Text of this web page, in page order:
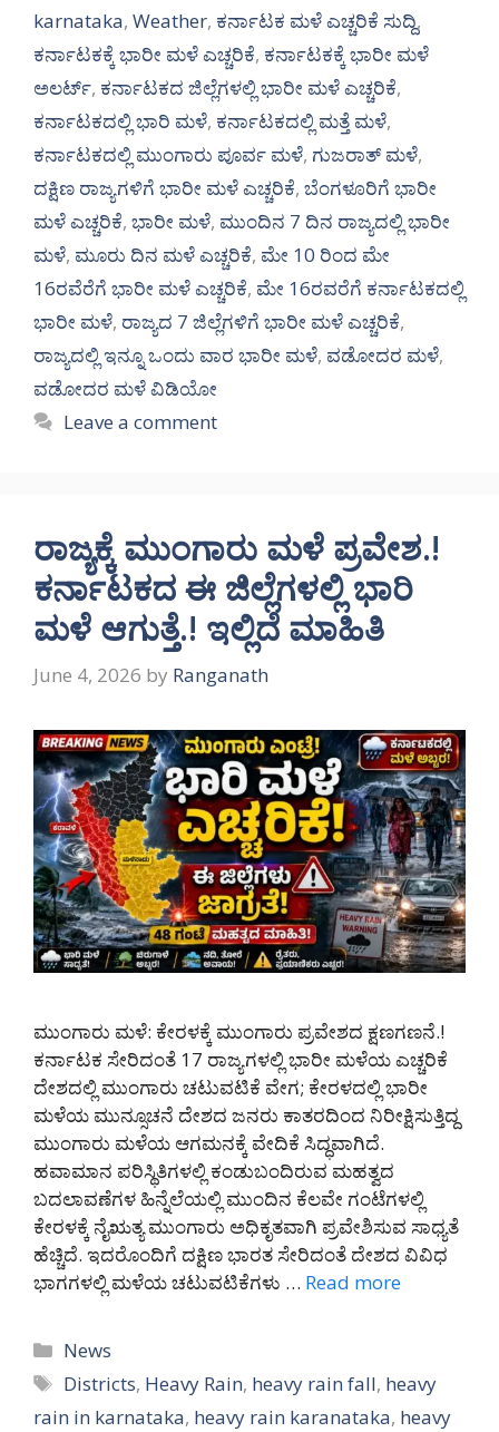
karnataka, Weather, ಕರ್ನಾಟಕ ಮಳೆ ಎಚ್ಚರಿಕೆ ಸುದ್ದಿ,
ಕರ್ನಾಟಕಕ್ಕೆ ಭಾರೀ ಮಳೆ ಎಚ್ಚರಿಕೆ, ಕರ್ನಾಟಕಕ್ಕೆ ಭಾರೀ ಮಳೆ
ಅಲರ್ಟ್‌, ಕರ್ನಾಟಕದ ಜಿಲ್ಲೆಗಳಲ್ಲಿ ಭಾರೀ ಮಳೆ ಎಚ್ಚರಿಕೆ,
ಕರ್ನಾಟಕದಲ್ಲಿ ಭಾರಿ ಮಳೆ, ಕರ್ನಾಟಕದಲ್ಲಿ ಮತ್ತೆ ಮಳೆ,
ಕರ್ನಾಟಕದಲ್ಲಿ ಮುಂಗಾರು ಪೂರ್ವ ಮಳೆ, ಗುಜರಾತ್ ಮಳೆ,
ದಕ್ಷಿಣ ರಾಜ್ಯಗಳಿಗೆ ಭಾರೀ ಮಳೆ ಎಚ್ಚರಿಕೆ, ಬೆಂಗಳೂರಿಗೆ ಭಾರೀ
ಮಳೆ ಎಚ್ಚರಿಕೆ, ಭಾರೀ ಮಳೆ, ಮುಂದಿನ 7 ದಿನ ರಾಜ್ಯದಲ್ಲಿ ಭಾರೀ
ಮಳೆ, ಮೂರು ದಿನ ಮಳೆ ಎಚ್ಚರಿಕೆ, ಮೇ 10 ರಿಂದ ಮೇ
16ರವೆರೆಗೆ ಭಾರೀ ಮಳೆ ಎಚ್ಚರಿಕೆ, ಮೇ 16ರವರೆಗೆ ಕರ್ನಾಟಕದಲ್ಲಿ
ಭಾರೀ ಮಳೆ, ರಾಜ್ಯದ 7 ಜಿಲ್ಲೆಗಳಿಗೆ ಭಾರೀ ಮಳೆ ಎಚ್ಚರಿಕೆ,
ರಾಜ್ಯದಲ್ಲಿ ಇನ್ನೂ ಒಂದು ವಾರ ಭಾರೀ ಮಳೆ, ವಡೋದರ ಮಳೆ,
ವಡೋದರ ಮಳೆ ವಿಡಿಯೋ
Leave a comment
ರಾಜ್ಯಕ್ಕೆ ಮುಂಗಾರು ಮಳೆ ಪ್ರವೇಶ.!
ಕರ್ನಾಟಕದ ಈ ಜಿಲ್ಲೆಗಳಲ್ಲಿ ಭಾರಿ
ಮಳೆ ಆಗುತ್ತೆ.! ಇಲ್ಲಿದೆ ಮಾಹಿತಿ
June 4, 2026 by Ranganath
ಮುಂಗಾರು ಮಳೆ: ಕೇರಳಕ್ಕೆ ಮುಂಗಾರು ಪ್ರವೇಶದ ಕ್ಷಣಗಣನೆ.!
ಕರ್ನಾಟಕ ಸೇರಿದಂತೆ 17 ರಾಜ್ಯಗಳಲ್ಲಿ ಭಾರೀ ಮಳೆಯ ಎಚ್ಚರಿಕೆ
ದೇಶದಲ್ಲಿ ಮುಂಗಾರು ಚಟುವಟಿಕೆ ವೇಗ; ಕೇರಳದಲ್ಲಿ ಭಾರೀ
ಮಳೆಯ ಮುನ್ಸೂಚನೆ ದೇಶದ ಜನರು ಕಾತರದಿಂದ ನಿರೀಕ್ಷಿಸುತ್ತಿದ್ದ
ಮುಂಗಾರು ಮಳೆಯ ಆಗಮನಕ್ಕೆ ವೇದಿಕೆ ಸಿದ್ಧವಾಗಿದೆ.
ಹವಾಮಾನ ಪರಿಸ್ಥಿತಿಗಳಲ್ಲಿ ಕಂಡುಬಂದಿರುವ ಮಹತ್ವದ
ಬದಲಾವಣೆಗಳ ಹಿನ್ನೆಲೆಯಲ್ಲಿ ಮುಂದಿನ ಕೆಲವೇ ಗಂಟೆಗಳಲ್ಲಿ
ಕೇರಳಕ್ಕೆ ನೈಋತ್ಯ ಮುಂಗಾರು ಅಧಿಕೃತವಾಗಿ ಪ್ರವೇಶಿಸುವ ಸಾಧ್ಯತೆ
ಹೆಚ್ಚಿದೆ. ಇದರೊಂದಿಗೆ ದಕ್ಷಿಣ ಭಾರತ ಸೇರಿದಂತೆ ದೇಶದ ವಿವಿಧ
ಭಾಗಗಳಲ್ಲಿ ಮಳೆಯ ಚಟುವಟಿಕೆಗಳು … Read more
Categories
News
Tags
Districts, Heavy Rain, heavy rain fall, heavy
rain in karnataka, heavy rain karanataka, heavy